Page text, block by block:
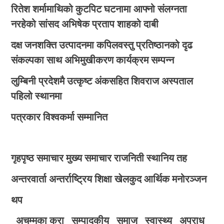
रितेश शर्मामाथिको कुटपिट घटनामा आफ्नो संलग्नता
नरहेको सांसद अभिषेक प्रताप शाहको दाबी
दक्ष जनशक्ति उत्पादनमा कपिलवस्तु प्रतिष्ठानको दृढ
संकल्पका साथ अभिमुखीकरण कार्यक्रम सम्पन्न
लुम्बिनी प्रदेशमै उत्कृष्ट अंकसहित शिवराज अस्पताल
पहिलो स्थानमा
पत्रकार विश्वकर्मा सम्मानित
गृहपृष्ठ समाचार मुख्य समाचार राजनिती स्थानिय तह
अन्तरवार्ता अन्तर्राष्ट्रिय शिक्षा खेलकुद आर्थिक मनोरञ्जन
थप
अचम्मका कुरा
सम्पादकीय समाज स्वास्थ्य अपराध